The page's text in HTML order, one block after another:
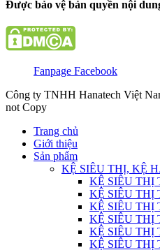
Được bảo vệ bản quyền nội
Fanpage Facebook
Công ty TNHH Hanatech Việt
not Copy
Trang chủ
Giới thiệu
Sản phẩm
KỆ SIÊU THỊ, KỆ
KỆ SIÊU THỊ
KỆ SIÊU THỊ
KỆ SIÊU THỊ
KỆ SIÊU THỊ
KỆ SIÊU
KỆ SIÊU THỊ